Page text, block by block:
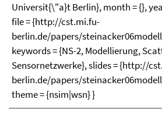
Universit{\"a}t Berlin}, month = {},
file = {http://cst.mi.fu-
berlin.de/papers/
keywords = {NS-2, Modellierung,
Sensornetzwerke}, slides = {http://
berlin.de/papers/
theme = {nsim|wsn} }